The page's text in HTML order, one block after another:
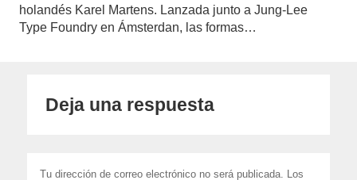
holandés Karel Martens. Lanzada junto a Jung-Lee
Type Foundry en Ámsterdan, las formas…
Deja una respuesta
Tu dirección de correo electrónico no será publicada. Los